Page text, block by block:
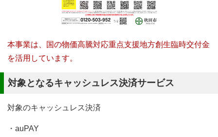
本事業は、国の物価高騰対応重点支援地方創生臨時交付金
を活用しています。
対象となるキャッシュレス決済サービス
対象のキャッシュレス決済
・auPAY